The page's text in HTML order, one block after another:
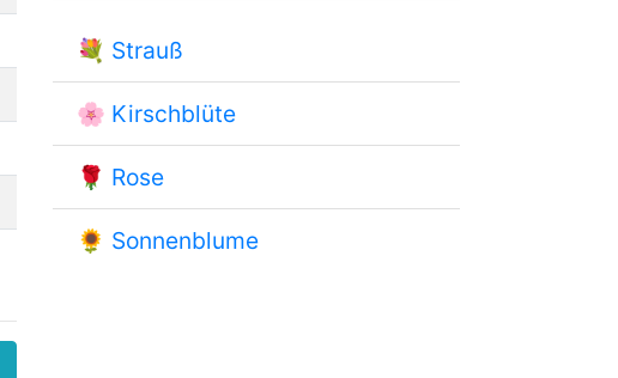
💐 Strauß
🌸 Kirschblüte
🌹 Rose
🌻 Sonnenblume